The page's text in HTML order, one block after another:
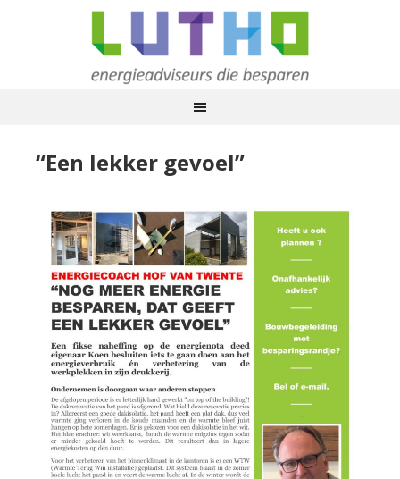
“Een lekker gevoel”